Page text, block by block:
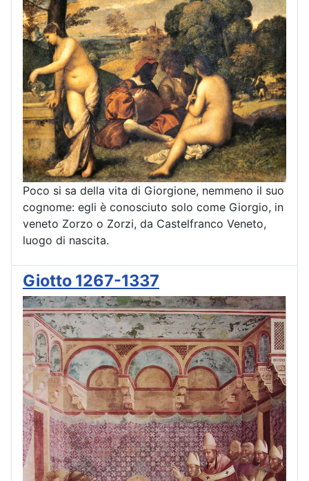
Poco si sa della vita di Giorgione, nemmeno il suo
cognome: egli è conosciuto solo come Giorgio, in
veneto Zorzo o Zorzi, da Castelfranco Veneto,
luogo di nascita.
Giotto 1267-1337